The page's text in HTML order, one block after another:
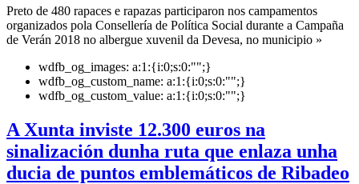
Preto de 480 rapaces e rapazas participaron nos campamentos
organizados pola Consellería de Política Social durante a Campaña
de Verán 2018 no albergue xuvenil da Devesa, no municipio »
wdfb_og_images: a:1:{i:0;s:0:"";}
wdfb_og_custom_name: a:1:{i:0;s:0:"";}
wdfb_og_custom_value: a:1:{i:0;s:0:"";}
A Xunta inviste 12.300 euros na
sinalización dunha ruta que enlaza unha
ducia de puntos emblemáticos de Ribadeo